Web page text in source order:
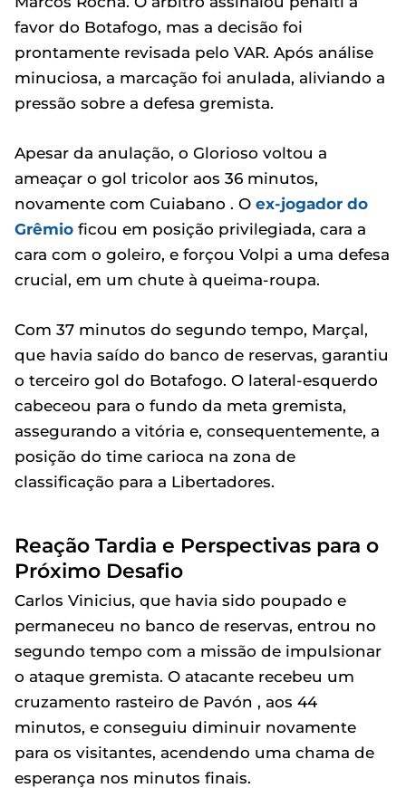
favor do Botafogo, mas a decisão foi
prontamente revisada pelo VAR. Após análise
minuciosa, a marcação foi anulada, aliviando a
pressão sobre a defesa gremista.
Apesar da anulação, o Glorioso voltou a
ameaçar o gol tricolor aos 36 minutos,
novamente com Cuiabano . O ex-jogador do
Grêmio ficou em posição privilegiada, cara a
cara com o goleiro, e forçou Volpi a uma defesa
crucial, em um chute à queima-roupa.
Com 37 minutos do segundo tempo, Marçal,
que havia saído do banco de reservas, garantiu
o terceiro gol do Botafogo. O lateral-esquerdo
cabeceou para o fundo da meta gremista,
assegurando a vitória e, consequentemente, a
posição do time carioca na zona de
classificação para a Libertadores.
Reação Tardia e Perspectivas para o
Próximo Desafio
Carlos Vinicius, que havia sido poupado e
permaneceu no banco de reservas, entrou no
segundo tempo com a missão de impulsionar
o ataque gremista. O atacante recebeu um
cruzamento rasteiro de Pavón , aos 44
minutos, e conseguiu diminuir novamente
para os visitantes, acendendo uma chama de
esperança nos minutos finais.